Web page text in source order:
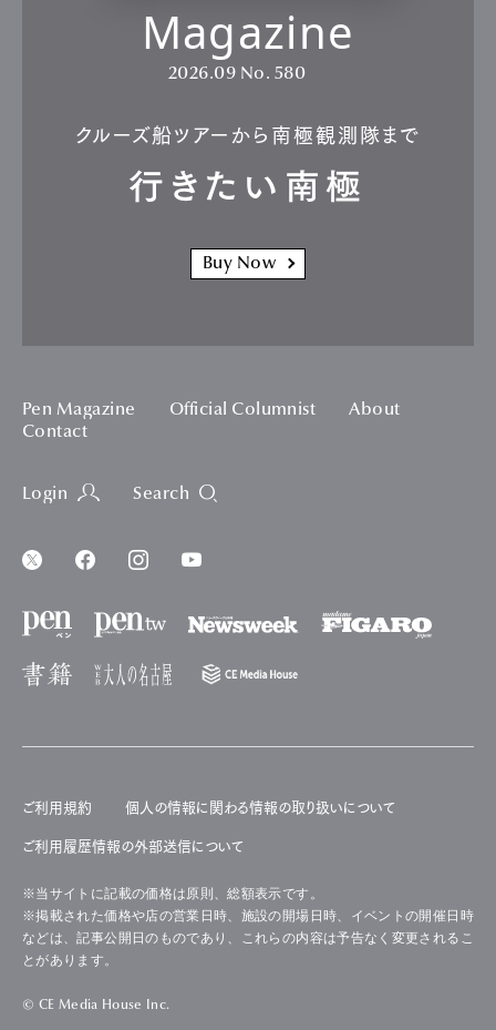
Magazine
2026.09 No. 580
クルーズ船ツアーから南極観測隊まで
行きたい南極
Buy Now
Pen Magazine Official Columnist
About
Contact
Login Search
ご利用規約 個人の情報に関わる情報の取り扱いについて
ご利用履歴情報の外部送信について
※当サイトに記載の価格は原則、総額表示です。
※掲載された価格や店の営業日時、施設の開場日時、イベントの開催日時
などは、記事公開日のものであり、これらの内容は予告なく変更されるこ
とがあります。
© CE Media House Inc.